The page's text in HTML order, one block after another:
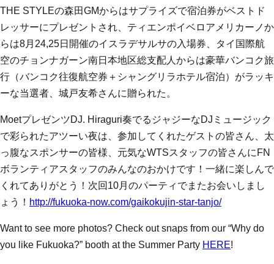
THE STYLEの森田GMからはサプライズで宿泊券がベストド
レッサーにプレゼントされ、ティエンポイベロアメリカーノか
らは8月24,25日開催のイスラデサルサの入場券、タイ国際航
空のチョンナガーン南日本地区総支配人からは豪華バンコク旅
行（バンコク往復航空券＋シャングリラホテル宿泊）がラッキ
ーな当選者、城戸友希さんに贈られた。
MoetプレゼンツDJ. Hiraguri奏でるジャジーなDJミュージック
で彩られたアツーい夜は、参加してくれたゲストの皆さん、太
っ腹なスポンサーの皆様、元気なWTSスタッフの皆さんにFN
ボランティアスタッフのみんなのおかけです！一緒に楽しんで
くれてありがとう！次回10月のパーティでまたお会いしまし
ょう！ http://fukuoka-now.com/gaikokujin-star-tanjo/
Want to see more photos? Check out snaps from our “Why do
you like Fukuoka?” booth at the Summer Party HERE!